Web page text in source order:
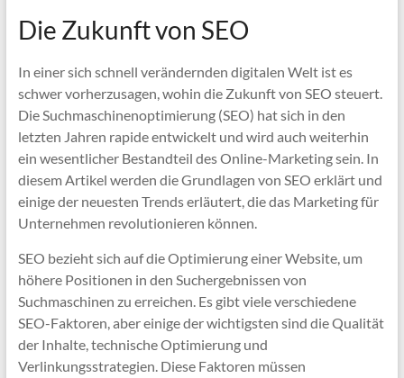
Die Zukunft von SEO
In einer sich schnell verändernden digitalen Welt ist es
schwer vorherzusagen, wohin die Zukunft von SEO steuert.
Die Suchmaschinenoptimierung (SEO) hat sich in den
letzten Jahren rapide entwickelt und wird auch weiterhin
ein wesentlicher Bestandteil des Online-Marketing sein. In
diesem Artikel werden die Grundlagen von SEO erklärt und
einige der neuesten Trends erläutert, die das Marketing für
Unternehmen revolutionieren können.
SEO bezieht sich auf die Optimierung einer Website, um
höhere Positionen in den Suchergebnissen von
Suchmaschinen zu erreichen. Es gibt viele verschiedene
SEO-Faktoren, aber einige der wichtigsten sind die Qualität
der Inhalte, technische Optimierung und
Verlinkungsstrategien. Diese Faktoren müssen